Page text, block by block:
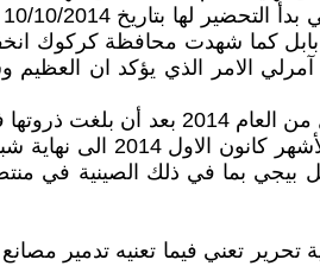
كما شهدت محافظة كركوك
الامر الذي يؤكد ان العظيم
وهكذا نلاحظ كيف انخفضت عدد
الاشهر 23 مفخخة بالشهر
تعني فيما تعنيه تدمير مصانع